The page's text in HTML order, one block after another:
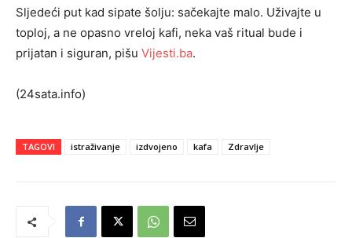
Sljedeći put kad sipate šolju: sačekajte malo. Uživajte u
toploj, a ne opasno vreloj kafi, neka vaš ritual bude i
prijatan i siguran, pišu Vijesti.ba.
(24sata.info)
TAGOVI istraživanje izdvojeno kafa Zdravlje